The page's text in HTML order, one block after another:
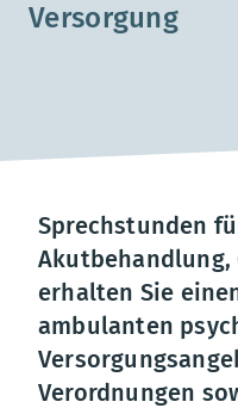
Versorgung
Sprechstunden
Akutbehandlung,
erhalten Sie
ambulanten
Verordnungen